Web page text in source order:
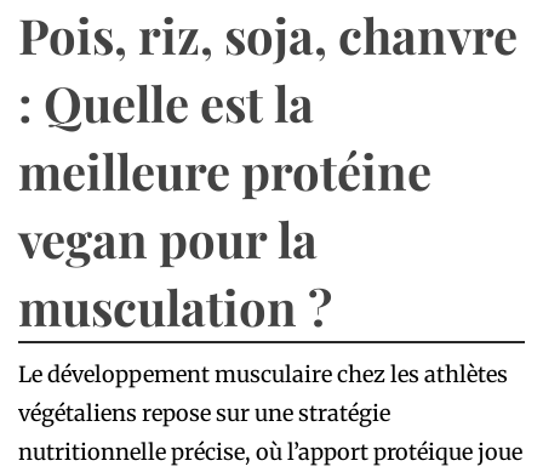
Pois, riz, soja, chanvre
: Quelle est la
meilleure protéine
vegan pour la
musculation ?
Le développement musculaire chez les athlètes
végétaliens repose sur une stratégie
nutritionnelle précise, où l’apport protéique joue